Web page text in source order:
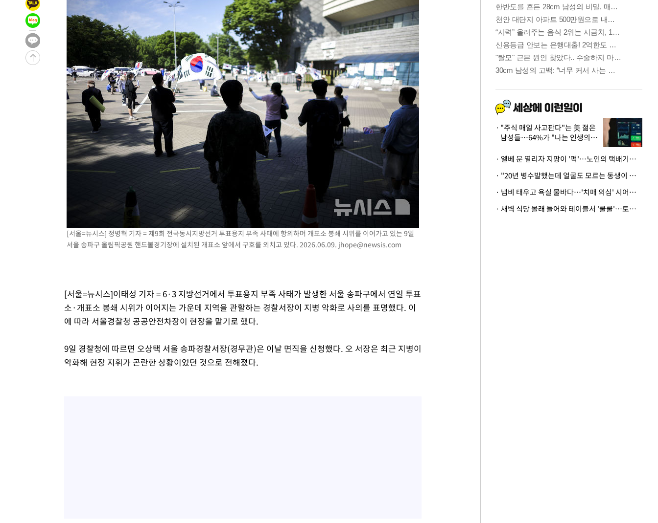
2시간 전 >
11시간 압수수색에 성접대 파문까지…'쑥대밭' 된 축구협회
2시간 전 >
[속보]규제합리화위원회 부위원장에 김태유 서울대 공대 교수…이병태
-20901초 전 >
이강인, 폭염 속 AT마드리드 첫 훈련…80명 식사 대접까지(종합)
-18040초 전 >
미 사업체 일자리, 7월에 2.3만개 순감하고 그 전 2개월 10.3만개
하향수정 (2보)
-17488초 전 >
[속보] 미 사업체, 일자리 7월에 2.3만 개 줄어…실업률은 4.1%로
[속보]이 대통령 "부동산 공급 기존 사고방식 매달리지 말고 과감히
이란, "오만과 '중앙 단일 루트' 합의…북쪽 인바운드·남쪽 아웃바
"낮 기온 소폭 하락"…수도권 폭염중대경보, 폭염경보로 하향
[속보]이 대통령, '호우피해' 안동·의성 관할 4개 면 특별재난지역 선
[단독]중수청 지원 검사들, 정원 초과 시 낮은 계급 임용…희망지 못
낮 최고 37도 찜통더위…곳곳 소나기·강원 많은 비[내일날씨]
SK하이닉스, 용인·청주 팹에 54조 투자…"AI 메모리 수요 선제 대
여자배구 이재영·이다영 자매, 아제르바이잔 투란VC 입단
외국인 심판 성 접대 7경기 들여다보니…한국 축구 '5승 2무'
[속보]코스피, 6200선 약보합…0.60% 내린 6258.77에 마쳐
[속보]원·달러 환율, 7.7원 내린 1416.1원 마감
[속보] 노원서 40.1도 관측…서울, 2018년 이후 첫 40도
[속보]규제합리화위원회 부위원장에 김태유 서울대 공대 교수…이병태
[서울=뉴시스] 정병혁 기자 = 제9회 전국동시지방선거 투표용지 부족 사태에 항의하며 개표소 봉쇄 시위를 이어가고 있는 9일
서울 송파구 올림픽공원 핸드볼경기장에 설치된 개표소 앞에서 구호를 외치고 있다. 2026.06.09. jhope@newsis.com
[서울=뉴시스]이태성 기자 = 6·3 지방선거에서 투표용지 부족 사태가 발생한 서울 송파구에서 연일 투표
소·개표소 봉쇄 시위가 이어지는 가운데 지역을 관할하는 경찰서장이 지병 악화로 사의를 표명했다. 이
에 따라 서울경찰청 공공안전차장이 현장을 맡기로 했다.
9일 경찰청에 따르면 오상택 서울 송파경찰서장(경무관)은 이날 면직을 신청했다. 오 서장은 최근 지병이
악화해 현장 지휘가 곤란한 상황이었던 것으로 전해졌다.
"주식 매일 사고판다"는 美 젊은
남성들…64%가 "나는 인생의
· 엘베 문 열리자 지팡이 '퍽'…노인의 택배기사 폭행 이유
· "20년 병수발했는데 얼굴도 모르는 동생이 유산 절반을"…배다른 형제 상속권 있을까
· 냄비 태우고 욕실 물바다…'치매 의심' 시어머니 검사 권유했다가 '날벼락'
· 새벽 식당 몰래 들어와 테이블서 '쿨쿨'…토사물 남기고 사라진 남성